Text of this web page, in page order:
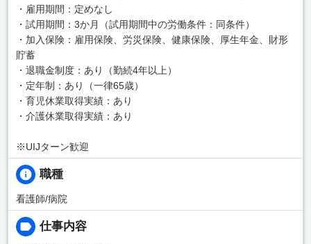
・雇用期間：定めなし
・試用期間：3か月（試用期間中の労働条件：同条件）
・加入保険：雇用保険、労災保険、健康保険、厚生年金、財形
貯蓄
・退職金制度：あり（勤続4年以上）
・定年制：あり（一律65歳）
・育児休業取得実績：あり
・介護休業取得実績：あり
※UIJターン歓迎
職種
看護師/病院
仕事内容